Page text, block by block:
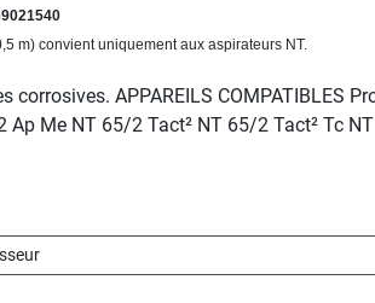
m) convient uniquement aux aspirateurs NT.
corrosives. APPAREILS
Me NT 65/2 Tact² NT 65/2 Tact² Tc